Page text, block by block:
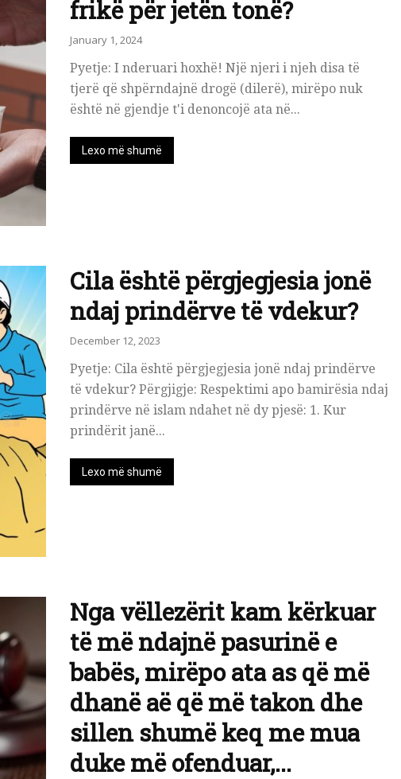
frikë për jetën tonë?
January 1, 2024
Pyetje: I nderuari hoxhë! Një njeri i njeh disa të
tjerë që shpërndajnë drogë (dilerë), mirëpo nuk
është në gjendje t'i denoncojë ata në...
Lexo më shumë
Cila është përgjegjesia jonë
ndaj prindërve të vdekur?
December 12, 2023
Pyetje: Cila është përgjegjesia jonë ndaj prindërve
të vdekur? Përgjigje: Respektimi apo bamirësia ndaj
prindërve në islam ndahet në dy pjesë: 1. Kur
prindërit janë...
Lexo më shumë
Nga vëllezërit kam kërkuar
të më ndajnë pasurinë e
babës, mirëpo ata as që më
dhanë aë që më takon dhe
sillen shumë keq me mua
duke më ofenduar,...